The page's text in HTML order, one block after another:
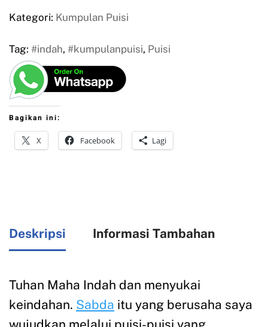
Kategori: Kumpulan Puisi
Tag: #indah, #kumpulanpuisi, Puisi
Bagikan ini:
X Facebook Lagi
Deskripsi Informasi Tambahan
Tuhan Maha Indah dan menyukai
keindahan. Sabda itu yang berusaha saya